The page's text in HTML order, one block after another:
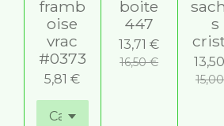
framb
oise
vrac
#0373
5,81 €
boite
447
13,71 €
16,50 €
s